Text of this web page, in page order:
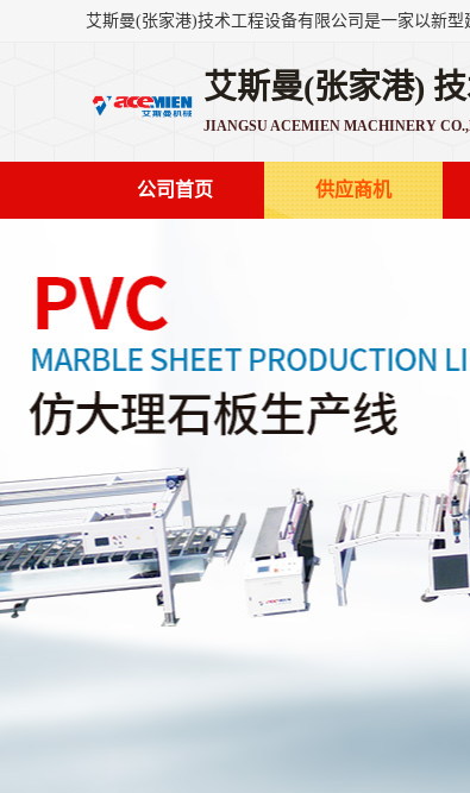
艾斯曼(张家港)
JIANGSU ACEMIEN MACHINERY
公司首页 供应商机